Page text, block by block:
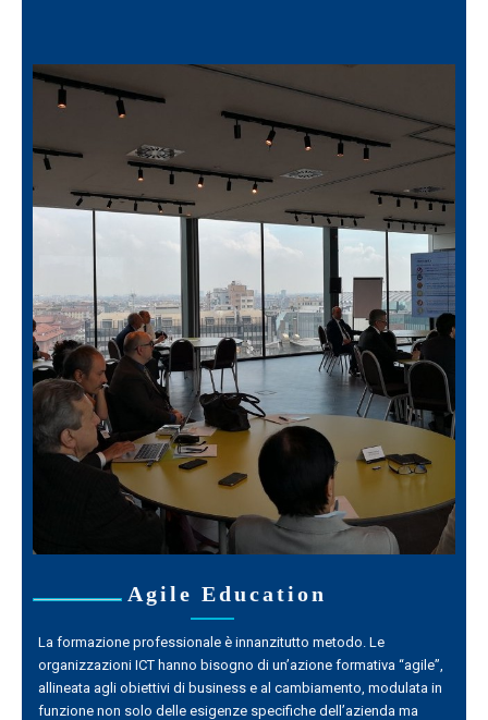
Agile Education
La formazione professionale è innanzitutto metodo. Le
organizzazioni ICT hanno bisogno di un’azione formativa “agile”,
allineata agli obiettivi di business e al cambiamento, modulata in
funzione non solo delle esigenze specifiche dell’azienda ma